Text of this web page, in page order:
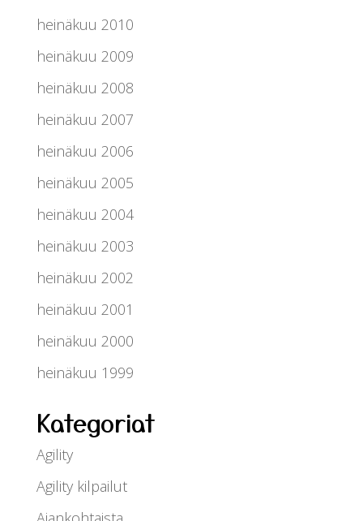
heinäkuu 2010
heinäkuu 2009
heinäkuu 2008
heinäkuu 2007
heinäkuu 2006
heinäkuu 2005
heinäkuu 2004
heinäkuu 2003
heinäkuu 2002
heinäkuu 2001
heinäkuu 2000
heinäkuu 1999
Kategoriat
Agility
Agility kilpailut